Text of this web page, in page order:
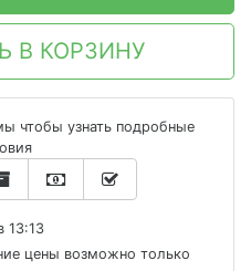
В КОРЗИНУ
чтобы узнать подробные
13:13
цены возможно только